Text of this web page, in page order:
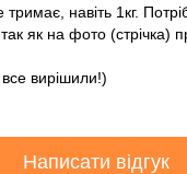
навіть 1кг.
як на фото (стрічка)
вирішили!)
Написати відгук